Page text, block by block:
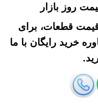
روز بازار
قطعات، برای
خرید رایگان با ما